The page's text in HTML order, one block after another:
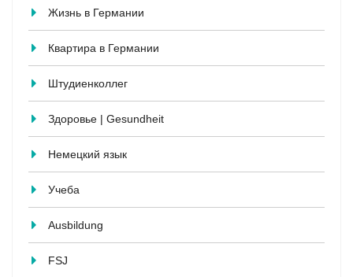
Жизнь в Германии
Квартира в Германии
Штудиенколлег
Здоровье | Gesundheit
Немецкий язык
Учеба
Ausbildung
FSJ